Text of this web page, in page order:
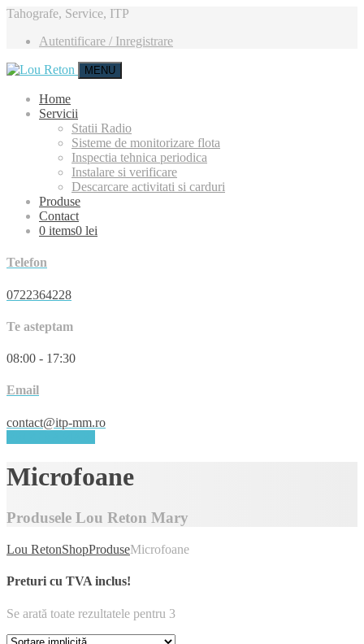
Tahografe, Service, ITP
Autentificare / Inregistrare
MENU
Home
Servicii
Statii Radio
Sisteme de monitorizare flota
Inspectia tehnica periodica
Instalare si verificare
Descarcare activitati si carduri
Produse
Contact
0 items0 lei
Telefon
0722364228
Te asteptam
08:00 - 17:30
Email
contact@itp-mm.ro
Microfoane
Produsele Lou Reton Mary
Lou RetonShopProduseMicrofoane
Preturi cu TVA inclus!
Se arată toate rezultatele pentru 3